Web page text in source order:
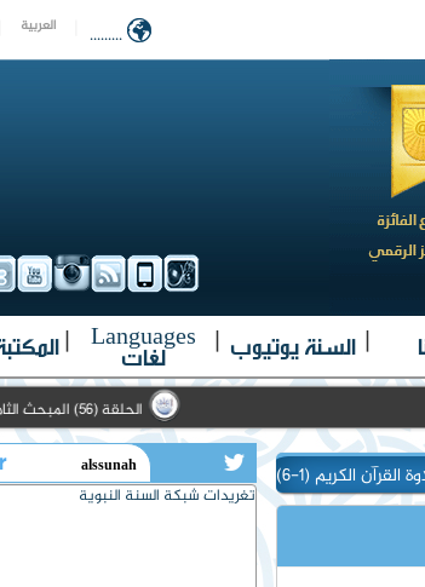
العربية .........
| السنة يوتيوب |
Languages
لغات |
الحلقة (56) المبحث الثامن ( 3-3)
تغريدات شبكة السنة النبوية